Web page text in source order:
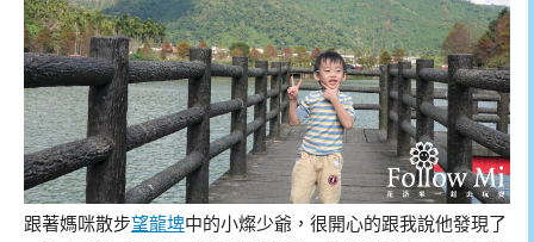
跟著媽咪散步望龍埤中的小燦少爺，很開心的跟我說他發現了